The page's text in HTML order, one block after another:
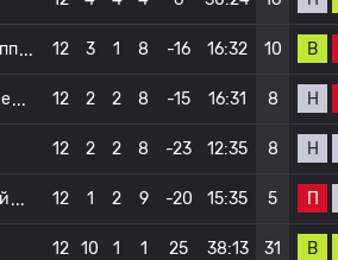
12 3 1 8 -16 16:32 10 В
12 2 2 8 -15 16:31 8 Н
12 2 2 8 -23 12:35 8 Н
12 1 2 9 -20 15:35 5 П
12 10 1 1 25 38:13 31 В